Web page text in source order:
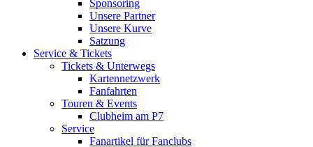
Sponsoring
Unsere Partner
Unsere Kurve
Satzung
Service & Tickets
Tickets & Unterwegs
Kartennetzwerk
Fanfahrten
Touren & Events
Clubheim am P7
Service
Fanartikel für Fanclubs